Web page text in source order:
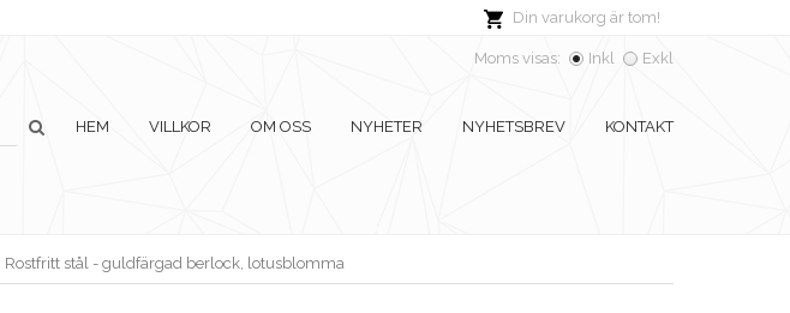
Din varukorg är tom!
Moms visas: Inkl Exkl
HEM VILLKOR OM OSS NYHETER NYHETSBREV KONTAKT
Rostfritt stål - guldfärgad berlock, lotusblomma